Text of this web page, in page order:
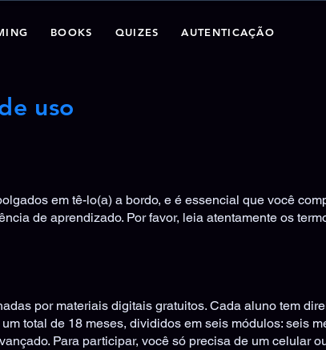
BOOKS QUIZES AUTENTICAÇÃO
uso
em tê-lo(a) a bordo, e é essencial que você
de aprendizado. Por favor, leia atentamente os
por materiais digitais gratuitos. Cada aluno tem
total de 18 meses, divididos em seis módulos: seis
Para participar, você só precisa de um celular